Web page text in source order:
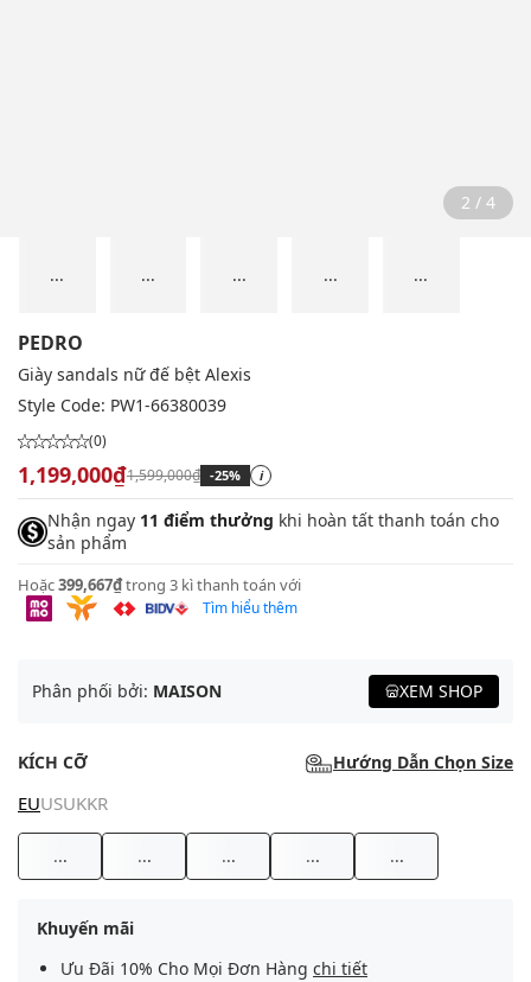
2 / 4
... ... ... ... ...
PEDRO
Giày sandals nữ đế bệt Alexis
Style Code: PW1-66380039
(0)
1,199,000₫1,599,000₫ -25% i
Nhận ngay 11 điểm thưởng khi hoàn tất thanh toán cho
sản phẩm
Hoặc399,667₫trong 3 kì thanh toán với
Tìm hiểu thêm
Phân phối bởi: MAISON XEM SHOP
KÍCH CỠ Hướng Dẫn Chọn Size
EUUSUKKR
... ... ... ... ...
Khuyến mãi
Ưu Đãi 10% Cho Mọi Đơn Hàng chi tiết